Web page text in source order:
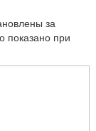
за
показано при